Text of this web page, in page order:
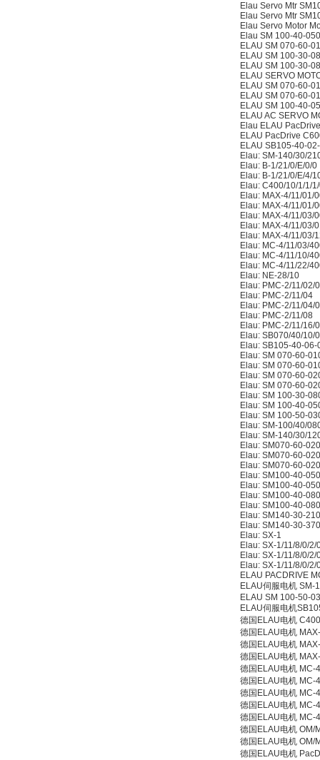
Elau Servo Mtr
Elau Servo Mtr
Elau Servo Motor
Elau SM 100-40-
ELAU SM 070-
ELAU SM 100-30-
ELAU SM 100-
ELAU SERVO
ELAU SM 070-
ELAU SM 070-
ELAU SM 100-40-
ELAU AC SERVO
Elau ELAU
ELAU PacDrive
ELAU SB105-40-
Elau: SM-140/
Elau: B-1/21/0/
Elau: B-1/21/0/
Elau: C400/10/
Elau: MAX-4/11/
Elau: MAX-4/11/
Elau: MAX-4/11/
Elau: MAX-4/11/
Elau: MAX-4/11/
Elau: MC-4/11/
Elau: MC-4/11/
Elau: MC-4/11/
Elau: NE-28/10
Elau: PMC-2/11/
Elau: PMC-2/
Elau: PMC-2/11/
Elau: PMC-2/
Elau: PMC-2/11/
Elau: SB070/40/
Elau: SB105-40-
Elau: SM 070-
Elau: SM 070-
Elau: SM 070-
Elau: SM 070-
Elau: SM 100-
Elau: SM 100-
Elau: SM 100-
Elau: SM-100/
Elau: SM-140/
Elau: SM070-60-
Elau: SM070-60-
Elau: SM070-60-
Elau: SM100-40-
Elau: SM100-40-
Elau: SM100-40-
Elau: SM100-40-
Elau: SM140-30-
Elau: SM140-30-
Elau: SX-1
Elau: SX-1/11/8/
Elau: SX-1/11/8/
Elau: SX-1/11/8/
ELAU PACDRIVE
ELAU伺服电机
ELAU SM 100-
ELAU伺服电机
德国ELAU电机
德国ELAU电机
德国ELAU电机
德国ELAU电机
德国ELAU电机
德国ELAU电机
德国ELAU电机
德国ELAU电机
德国ELAU电机
德国ELAU电机
德国ELAU电机
德国ELAU电机